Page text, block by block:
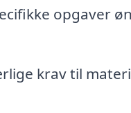
opgaver
krav til